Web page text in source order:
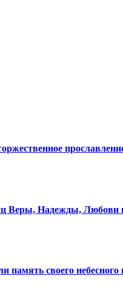
Веры, Надежды, Любови
память своего